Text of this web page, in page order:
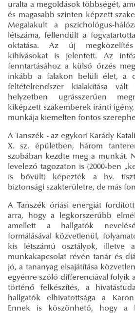
uralta a megoldások többségét,
és magasabb szinten képzett
Megalakult a pszichológus-
létszáma, fellendült a
oktatása. Az új
kihívásokat is jelentett. Az
fenntartásához a külső őrzés
inkább a falakon belüli élet, a
feltételrendszer kialakítása
helyzetben ugrásszerűen
kiképzett szakemberek iránti
munkája kiemelten fontos
A Tanszék - az egykori Karády
X. sz. épületben, három
szobában kezdte meg a munkát.
levelező tagozaton is (2000-ben
is bővült) képezték a bv.
biztonsági szakterületre, de más
A Tanszék óriási energiát
arra, hogy a legkorszerűbb
amellett a hallgatók
formálásával közvetlenül,
kis létszámú osztályok, illetve
munkakapcsolat révén tanár és
jó, a tananyag elsajátítása
egyénre szóló differenciával folyik
történő felkészítés, a
hallgatók elhivatottsága a
Ennek is köszönhető, hogy a